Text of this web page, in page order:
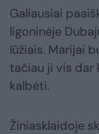
Galiausiai
ligoninėje
lūžiais. Marijai
tačiau ji vis dar
kalbėti.
Žiniasklaidoje